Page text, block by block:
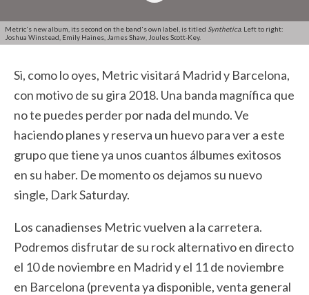
Metric's new album, its second on the band's own label, is titled Synthetica. Left to right:
Joshua Winstead, Emily Haines, James Shaw, Joules Scott-Key.
Si, como lo oyes, Metric visitará Madrid y Barcelona,
con motivo de su gira 2018. Una banda magnífica que
no te puedes perder por nada del mundo. Ve
haciendo planes y reserva un huevo para ver a este
grupo que tiene ya unos cuantos álbumes exitosos
en su haber. De momento os dejamos su nuevo
single, Dark Saturday.
Los canadienses Metric vuelven a la carretera.
Podremos disfrutar de su rock alternativo en directo
el 10 de noviembre en Madrid y el 11 de noviembre
en Barcelona (preventa ya disponible, venta general